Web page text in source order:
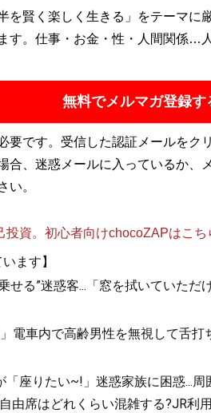
を賢く楽しく生きる」をテーマに
す。仕事・お金・性・人間関係…
無料でメルマガ登録
です。受信した認証メールをク
合、迷惑メールに入っているか、
い。
資。初心者向けchocoZAPはこち
ます】
せる”迷惑客...「窓を拭いていただ
電車内で高齢男性を無視して舌打
座りたい~!」迷惑家族に困惑...周
由席はどれくらい混雑する?JR利